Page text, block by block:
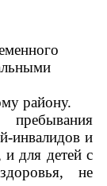
району.
пребывания
инвалидов и
для детей с
не